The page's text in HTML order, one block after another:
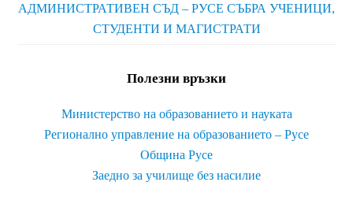
АДМИНИСТРАТИВЕН СЪД – РУСЕ СЪБРА УЧЕНИЦИ,
СТУДЕНТИ И МАГИСТРАТИ
Полезни връзки
Министерство на образованието и науката
Регионално управление на образованието – Русе
Община Русе
Заедно за училище без насилие